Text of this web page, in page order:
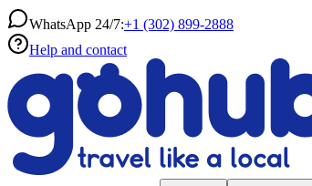
WhatsApp 24/7:+1 (302) 899-2888
Help and contact